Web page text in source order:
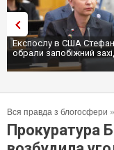
Експослу в США
обрали запобіжний
Вся правда з блогосфери »
Прокуратура